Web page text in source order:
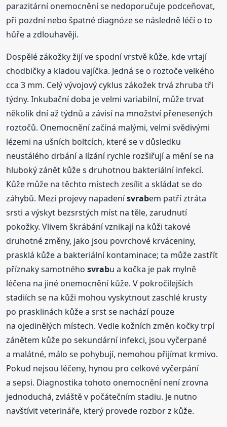
parazitární onemocnění se nedoporučuje podceňovat,
při pozdní nebo špatné diagnóze se následně léčí o to
hůře a zdlouhavěji.
Dospělé zákožky žijí ve spodní vrstvě kůže, kde vrtají
chodbičky a kladou vajíčka. Jedná se o roztoče velkého
cca 3 mm. Celý vývojový cyklus zákožek trvá zhruba tři
týdny. Inkubační doba je velmi variabilní, může trvat
několik dní až týdnů a závisí na množství přenesených
roztočů. Onemocnění začíná malými, velmi svědivými
lézemi na ušních boltcích, které se v důsledku
neustálého drbání a lízání rychle rozšiřují a mění se na
hluboký zánět kůže s druhotnou bakteriální infekcí.
Kůže může na těchto místech zesílit a skládat se do
záhybů. Mezi projevy napadenísvrabem patří ztráta
srsti a výskyt bezsrstých míst na těle, zarudnutí
pokožky. Vlivem škrábání vznikají na kůži takové
druhotné změny, jako jsou povrchové krváceniny,
prasklá kůže a bakteriální kontaminace; ta může zastřít
příznaky samotnéhosvrabu a kočka je pak mylně
léčena na jiné onemocnění kůže. V pokročilejších
stadiích se na kůži mohou vyskytnout zaschlé krusty
po prasklinách kůže a srst se nachází pouze
na ojedinělých místech. Vedle kožních změn kočky trpí
zánětem kůže po sekundární infekci, jsou vyčerpané
a malátné, málo se pohybují, nemohou přijímat krmivo.
Pokud nejsou léčeny, hynou pro celkové vyčerpání
a sepsi. Diagnostika tohoto onemocnění není zrovna
jednoduchá, zvláště v počátečním stadiu. Je nutno
navštívit veterináře, který provede rozbor z kůže.